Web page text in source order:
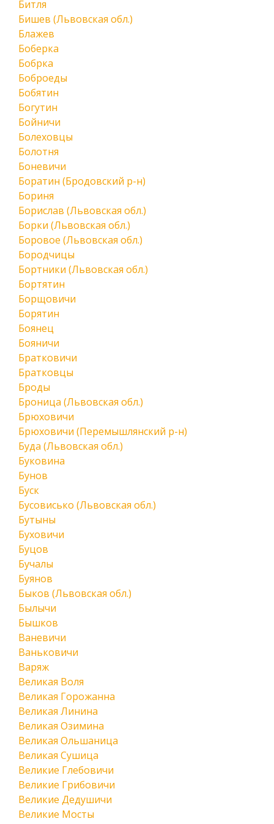
Битля
Бишев (Львовская обл.)
Блажев
Боберка
Бобрка
Боброеды
Бобятин
Богутин
Бойничи
Болеховцы
Болотня
Боневичи
Боратин (Бродовский р-н)
Бориня
Борислав (Львовская обл.)
Борки (Львовская обл.)
Боровое (Львовская обл.)
Бородчицы
Бортники (Львовская обл.)
Бортятин
Борщовичи
Борятин
Боянец
Бояничи
Братковичи
Братковцы
Броды
Броница (Львовская обл.)
Брюховичи
Брюховичи (Перемышлянский р-н)
Буда (Львовская обл.)
Буковина
Бунов
Буск
Бусовисько (Львовская обл.)
Бутыны
Буховичи
Буцов
Бучалы
Буянов
Быков (Львовская обл.)
Былычи
Бышков
Ваневичи
Ваньковичи
Варяж
Великая Воля
Великая Горожанна
Великая Линина
Великая Озимина
Великая Ольшаница
Великая Сушица
Великие Глебовичи
Великие Грибовичи
Великие Дедушичи
Великие Мосты